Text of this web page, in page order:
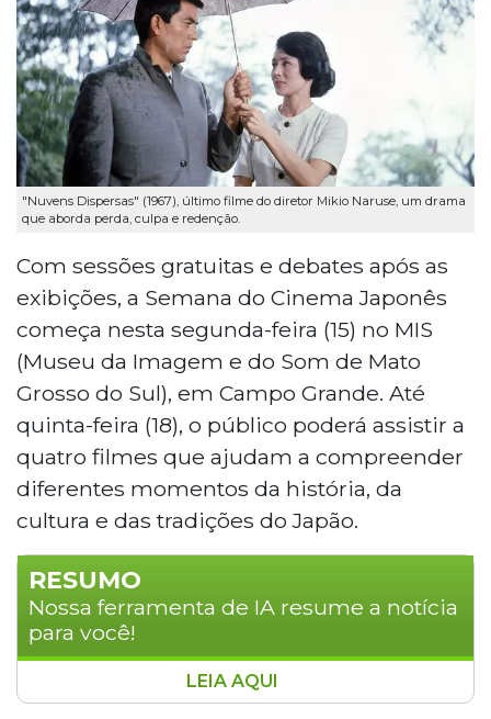
"Nuvens Dispersas" (1967), último filme do diretor Mikio Naruse, um drama
que aborda perda, culpa e redenção.
Com sessões gratuitas e debates após as
exibições, a Semana do Cinema Japonês
começa nesta segunda-feira (15) no MIS
(Museu da Imagem e do Som de Mato
Grosso do Sul), em Campo Grande. Até
quinta-feira (18), o público poderá assistir a
quatro filmes que ajudam a compreender
diferentes momentos da história, da
cultura e das tradições do Japão.
RESUMO
Nossa ferramenta de IA resume a notícia
para você!
A Semana do Cinema Japonês começa
LEIA AQUI